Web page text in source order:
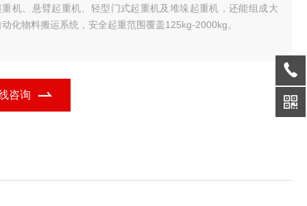
重机、悬臂起重机、轻型门式起重机及堆垛起重机，还能组成大
化物料搬运系统，安全起重范围覆盖125kg-2000kg。
咨询